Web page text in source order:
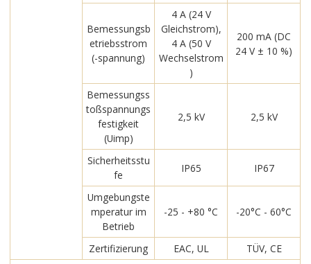
Bemessungsb
etriebsstrom
(-spannung)
4 A (24 V
Gleichstrom),
4 A (50 V
Wechselstrom
)
200 mA (DC
24 V ± 10 %)
Bemessungss
toßspannungs
festigkeit
(Uimp)
2,5 kV 2,5 kV
Sicherheitsstu
fe
IP65 IP67
Umgebungste
mperatur im
Betrieb
-25 - +80 °C -20°C - 60°C
Zertifizierung EAC, UL TÜV, CE